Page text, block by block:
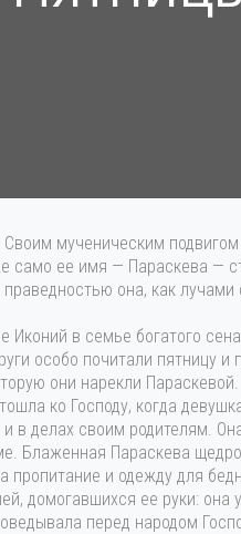
мученическим
само ее имя — Параскева —
она, как
в семье богатого
особо почитали пятницу и
они нарекли Параскевой.
ко Господу, когда
делах своим родителям.
Блаженная Параскева
пропитание и одежду для
домогавшихся ее руки: она
перед народом